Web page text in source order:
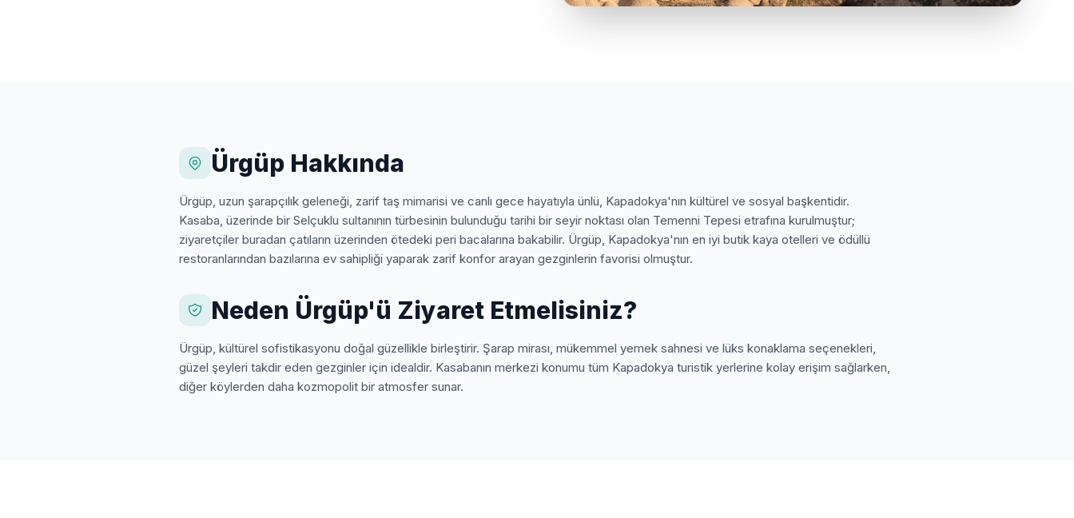
Ürgüp Hakkında
Ürgüp, uzun şarapçılık geleneği, zarif taş mimarisi ve canlı gece hayatıyla ünlü, Kapadokya'nın kültürel ve sosyal başkentidir.
Kasaba, üzerinde bir Selçuklu sultanının türbesinin bulunduğu tarihi bir seyir noktası olan Temenni Tepesi etrafına kurulmuştur;
ziyaretçiler buradan çatıların üzerinden ötedeki peri bacalarına bakabilir. Ürgüp, Kapadokya'nın en iyi butik kaya otelleri ve ödüllü
restoranlarından bazılarına ev sahipliği yaparak zarif konfor arayan gezginlerin favorisi olmuştur.
Neden Ürgüp'ü Ziyaret Etmelisiniz?
Ürgüp, kültürel sofistikasyonu doğal güzellikle birleştirir. Şarap mirası, mükemmel yemek sahnesi ve lüks konaklama seçenekleri,
güzel şeyleri takdir eden gezginler için idealdir. Kasabanın merkezi konumu tüm Kapadokya turistik yerlerine kolay erişim sağlarken,
diğer köylerden daha kozmopolit bir atmosfer sunar.